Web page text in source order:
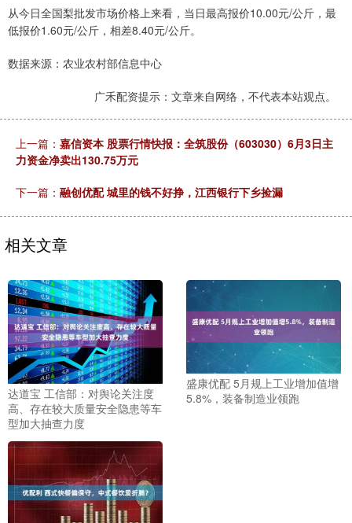
从今日全国梨批发市场价格上来看，当日最高报价10.00元/公斤，最
低报价1.60元/公斤，相差8.40元/公斤。
数据来源：农业农村部信息中心
广禾配资提示：文章来自网络，不代表本站观点。
上一篇： 嘉信资本 股票行情快报：全筑股份（603030）6月3日主
力资金净卖出130.75万元
下一篇： 融创优配 城里的钱不好挣，江西银行下乡捡漏
相关文章
达道宝 工信部：对舆论关注度
高、存在较大质量安全隐患等车
型加大抽查力度
盛康优配 5月规上工业增加值增
5.8%，装备制造业领跑